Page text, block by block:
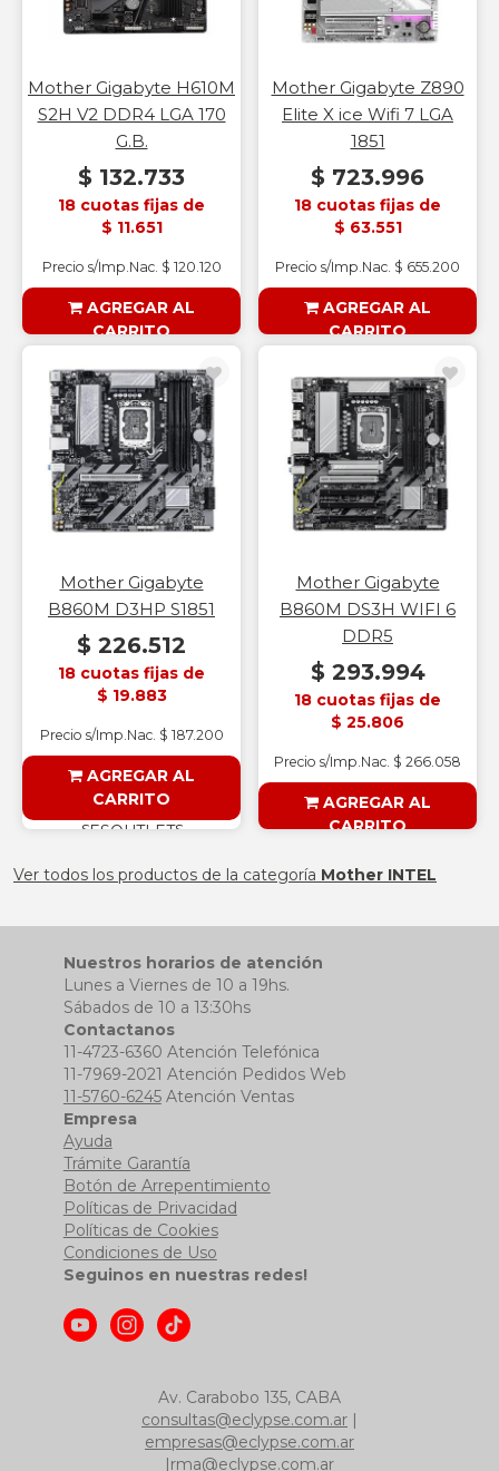
Mother Gigabyte H610M
S2H V2 DDR4 LGA 170
G.B.
$ 132.733
18 cuotas fijas de
$ 11.651
Precio s/Imp.Nac. $ 120.120
AGREGAR AL
CARRITO
Mother Gigabyte Z890
Elite X ice Wifi 7 LGA
1851
$ 723.996
18 cuotas fijas de
$ 63.551
Precio s/Imp.Nac. $ 655.200
AGREGAR AL
CARRITO
Mother Gigabyte
B860M D3HP S1851
$ 226.512
18 cuotas fijas de
$ 19.883
Precio s/Imp.Nac. $ 187.200
AGREGAR AL
CARRITO
§ESOUTLET§
Mother Gigabyte
B860M DS3H WIFI 6
DDR5
$ 293.994
18 cuotas fijas de
$ 25.806
Precio s/Imp.Nac. $ 266.058
AGREGAR AL
CARRITO
Ver todos los productos de la categoría Mother INTEL
Nuestros horarios de atención
Lunes a Viernes de 10 a 19hs.
Sábados de 10 a 13:30hs
Contactanos
11-4723-6360 Atención Telefónica
11-7969-2021 Atención Pedidos Web
11-5760-6245Atención Ventas
Empresa
Ayuda
Trámite Garantía
Botón de Arrepentimiento
Políticas de Privacidad
Políticas de Cookies
Condiciones de Uso
Seguinos en nuestras redes!
Av. Carabobo 135, CABA
consultas@eclypse.com.ar |
empresas@eclypse.com.ar
|rma@eclypse.com.ar